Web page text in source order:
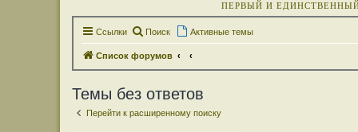
ПЕРВЫЙ И
Ссылки Поиск Активные темы
Список форумов
Темы без ответов
Перейти к расширенному поиску